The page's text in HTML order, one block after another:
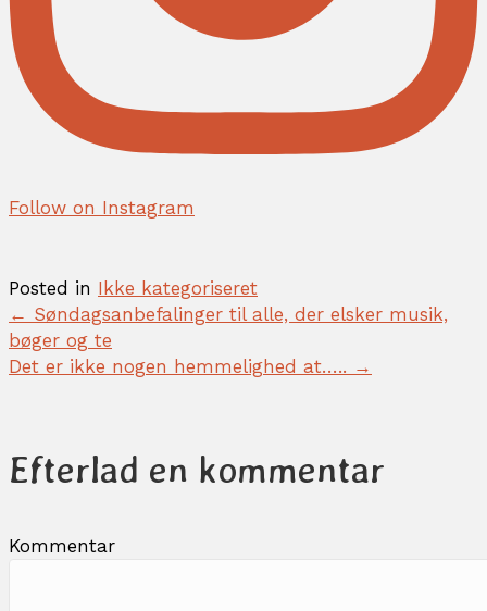
Follow on Instagram
Posted in Ikke kategoriseret
P
o
s
n
a
g
← Søndagsanbefalinger til alle, der elsker musik,
bøger og te
Det er ikke nogen hemmelighed at….. →
Efterlad en kommentar
Kommentar